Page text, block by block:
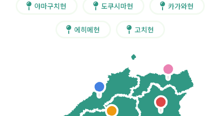
야마구치현 도쿠시마현 카가와현
에히메현 고치현